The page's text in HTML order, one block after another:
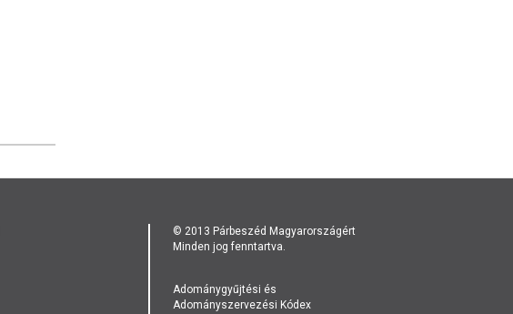
© 2013 Párbeszéd Magyarországért
Minden jog fenntartva.
Adománygyűjtési és
Adományszervezési Kódex